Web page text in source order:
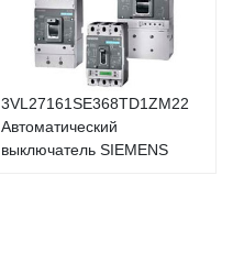
3VL27161SE368TD1ZM22
Автоматический
выключатель SIEMENS